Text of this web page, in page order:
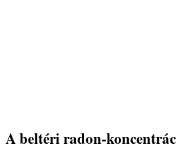
A beltéri radon-